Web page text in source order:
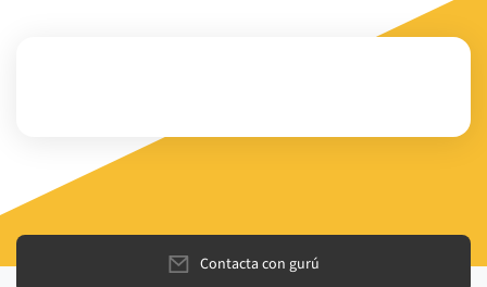
Contacta con gurú